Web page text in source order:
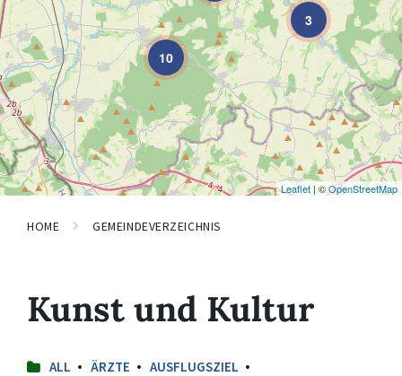
3
10
Leaflet | ©OpenStreetMap
HOME GEMEINDEVERZEICHNIS
Kunst und Kultur
ALL ÄRZTE
AUSFLUGSZIEL